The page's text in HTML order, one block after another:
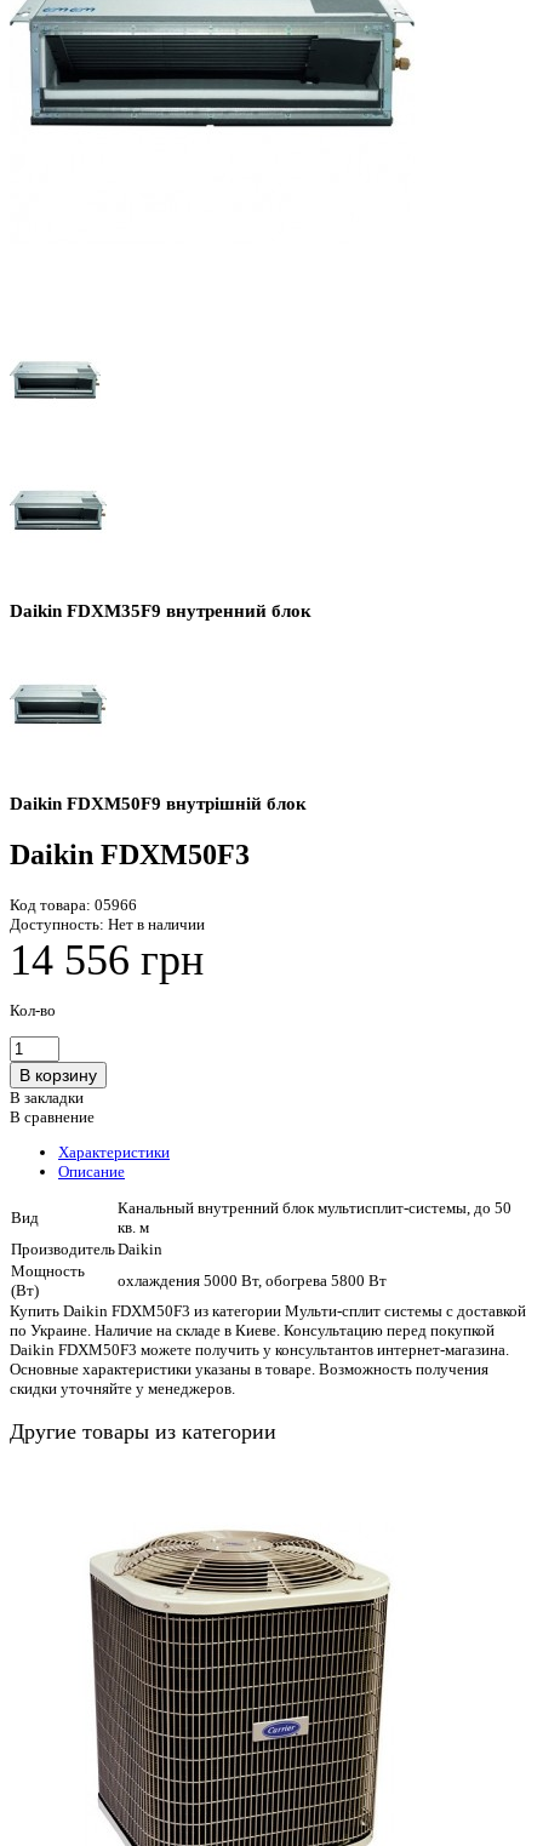
Daikin FDXM35F9 внутренний блок
Daikin FDXM50F9 внутрішній блок
Daikin FDXM50F3
Код товара: 05966
Доступность: Нет в наличии
14 556 грн
Кол-во
В закладки
В сравнение
Характеристики
Описание
Вид
Канальный внутренний блок мультисплит-системы, до 50
кв. м
ПроизводительDaikin
Мощность
(Вт)
охлаждения 5000 Вт, обогрева 5800 Вт
Купить Daikin FDXM50F3 из категории Мульти-сплит системы с доставкой
по Украине. Наличие на складе в Киеве. Консультацию перед покупкой
Daikin FDXM50F3 можете получить у консультантов интернет-магазина.
Основные характеристики указаны в товаре. Возможность получения
скидки уточняйте у менеджеров.
Другие товары из категории